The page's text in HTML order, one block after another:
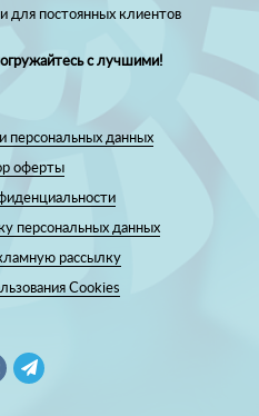
для постоянных клиентов
с лучшими!
персональных данных
оферты
персональных данных
рассылку
Cookies